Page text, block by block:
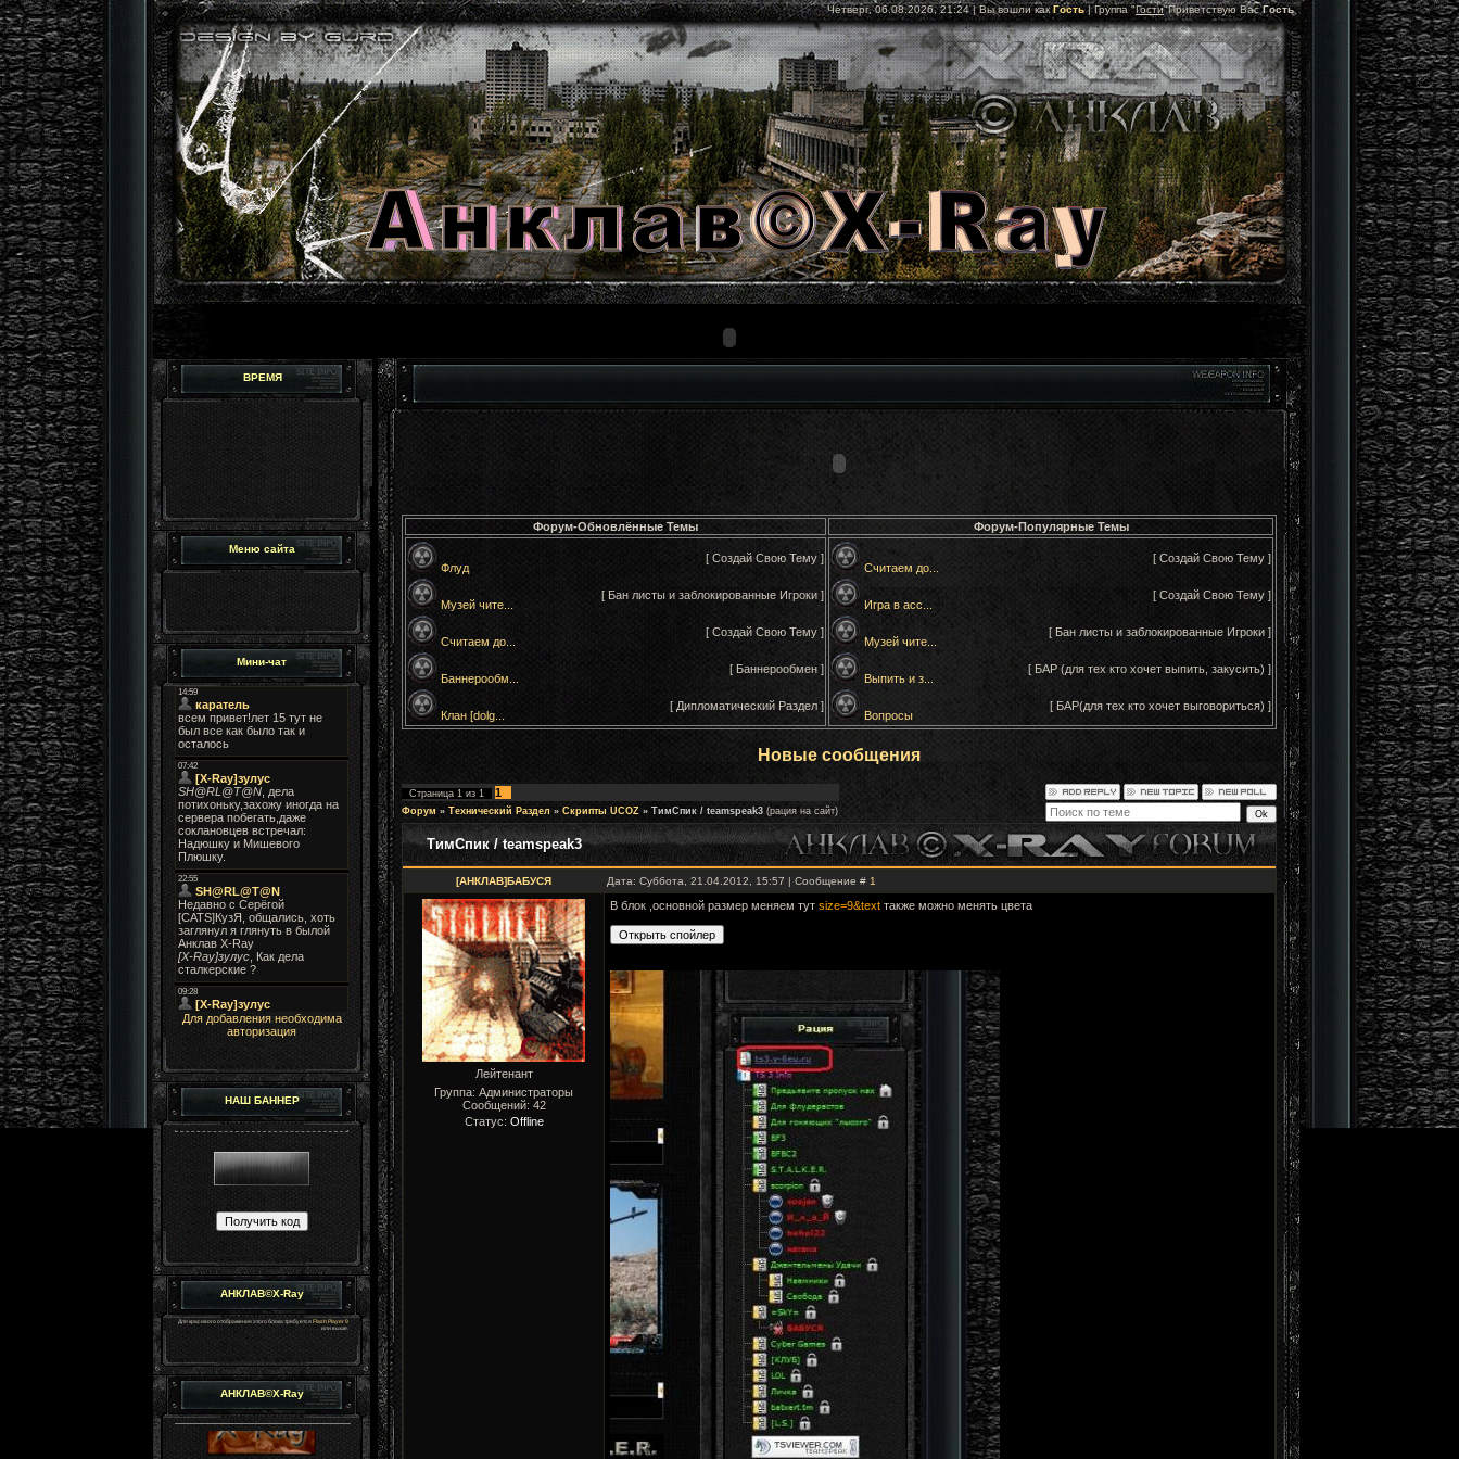
Четверг, 06.08.2026, 21:24 |Вы вошли как Гость|Группа"Гости"Приветствую Вас Гость
ВРЕМЯ
Меню сайта
Мини-чат
Для добавления необходима
авторизация
НАШ БАННЕР
АНКЛАВ©X-Ray
Для красивого отображения этого блока требуетсяFlash Player 9
или выше.
АНКЛАВ©X-Ray
Форум-Обновлённые Темы Форум-Популярные Темы
Флуд
[ Создай Свою Тему ]
Музей чите...
[ Бан листы и заблокированные Игроки ]
Считаем до...
[ Создай Свою Тему ]
Баннерообм...
[ Баннерообмен ]
Клан [dolg...
[ Дипломатический Раздел ]
Считаем до...
[ Создай Свою Тему ]
Игра в асс...
[ Создай Свою Тему ]
Музей чите...
[ Бан листы и заблокированные Игроки ]
Выпить и з...
[ БАР (для тех кто хочет выпить, закусить) ]
Вопросы
[ БАР(для тех кто хочет выговориться) ]
Новые сообщения
Страница 1 из 1 1
Форум » Технический Раздел » Скрипты UCOZ » ТимСпик / teamspeak3 (рация на сайт)
ТимСпик / teamspeak3
[АНКЛАВ]БАБУСЯ Дата: Суббота, 21.04.2012, 15:57 | Сообщение # 1
Лейтенант
Группа: Администраторы
Сообщений: 42
Статус: Offline
В блок ,основной размер меняем тут size=9&text также можно менять цвета